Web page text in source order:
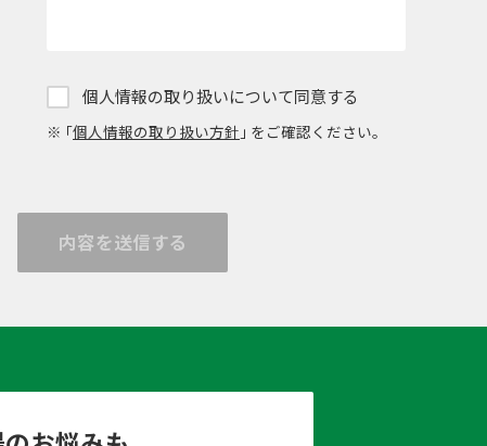
個人情報の取り扱いについて同意する
※ ｢個人情報の取り扱い方針 ｣ をご確認ください。
内容を送信する